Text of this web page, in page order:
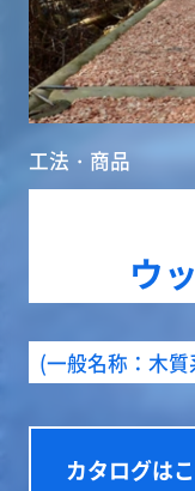
工法・商品
ウ
(一般名称：木
カタログは